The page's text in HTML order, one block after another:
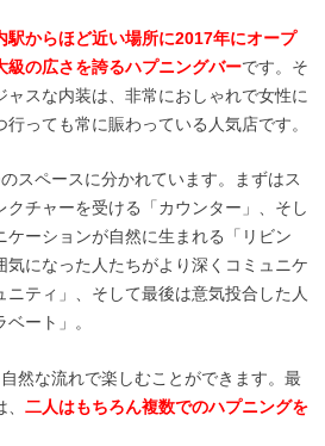
駅からほど近い場所に2017年にオープ
級の広さを誇るハプニングバーです。そ
スな内装は、非常におしゃれで女性に
っても常に賑わっている人気店です。
スペースに分かれています。まずはス
クチャーを受ける「カウンター」、そし
ケーションが自然に生まれる「リビン
気になった人たちがより深くコミュニケ
ニティ」、そして最後は意気投合した人
ート」。
然な流れで楽しむことができます。最
二人はもちろん複数でのハプニングを